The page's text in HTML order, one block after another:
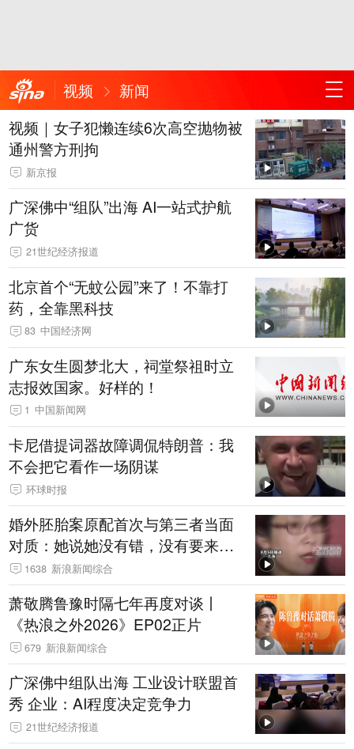
视频
新闻
视频｜女子犯懒连续6次高空抛物被
通州警方刑拘
新京报
广深佛中“组队”出海 AI一站式护航
广货
21世纪经济报道
北京首个“无蚊公园”来了！不靠打
药，全靠黑科技
83 中国经济网
广东女生圆梦北大，祠堂祭祖时立
志报效国家。好样的！
1 中国新闻网
卡尼借提词器故障调侃特朗普：我
不会把它看作一场阴谋
环球时报
婚外胚胎案原配首次与第三者当面
对质：她说她没有错，没有要来破
坏我的家庭
1638 新浪新闻综合
萧敬腾鲁豫时隔七年再度对谈丨
《热浪之外2026》EP02正片
679 新浪新闻综合
广深佛中组队出海 工业设计联盟首
秀 企业：AI程度决定竞争力
21世纪经济报道